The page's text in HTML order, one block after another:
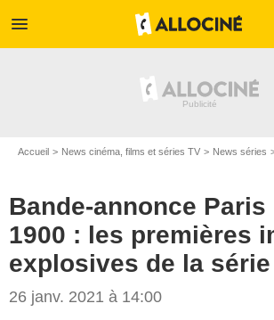
menu
Accueil News cinéma, films et séries TV News séries
Bande-annonce Paris
1900 : les premières
explosives de la série
26 janv. 2021 à 14:00